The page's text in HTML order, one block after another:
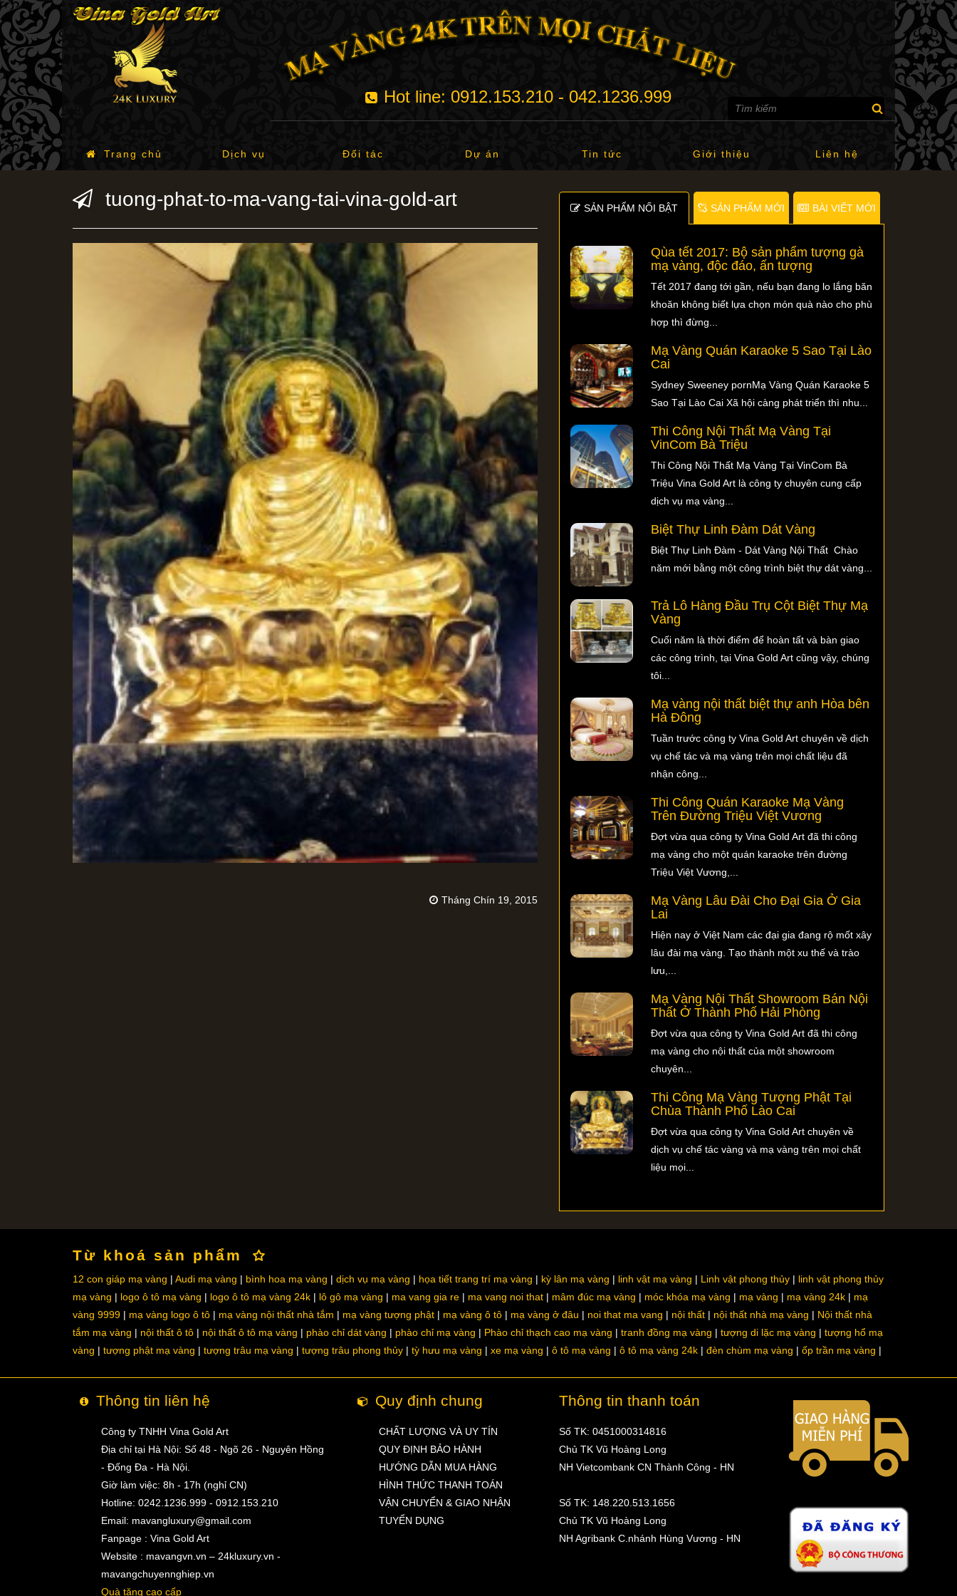
Hot line: 0912.153.210 - 042.1236.999
Trang chủ Dịch vụ Đối tác Dự án Tin tức Giới thiệu Liên hệ
tuong-phat-to-ma-vang-tai-vina-gold-art
Tháng Chín 19, 2015
SẢN PHẨM NỐI BẬT SẢN PHẨM MỚI BÀI VIẾT MỚI
Qùa tết 2017: Bộ sản phẩm tượng gà
mạ vàng, độc đáo, ấn tượng
Tết 2017 đang tới gần, nếu bạn đang lo lắng băn
khoăn không biết lựa chọn món quà nào cho phù
hợp thì đừng...
Mạ Vàng Quán Karaoke 5 Sao Tại Lào
Cai
Sydney Sweeney pornMạ Vàng Quán Karaoke 5
Sao Tại Lào Cai Xã hội càng phát triển thì nhu...
Thi Công Nội Thất Mạ Vàng Tại
VinCom Bà Triệu
Thi Công Nội Thất Mạ Vàng Tại VinCom Bà
Triệu Vina Gold Art là công ty chuyên cung cấp
dịch vụ mạ vàng...
Biệt Thự Linh Đàm Dát Vàng
Biệt Thự Linh Đàm - Dát Vàng Nội Thất Chào
năm mới bằng một công trình biệt thự dát vàng...
Trả Lô Hàng Đầu Trụ Cột Biệt Thự Mạ
Vàng
Cuối năm là thời điểm để hoàn tất và bàn giao
các công trình, tại Vina Gold Art cũng vậy, chúng
tôi...
Mạ vàng nội thất biệt thự anh Hòa bên
Hà Đông
Tuần trước công ty Vina Gold Art chuyên về dịch
vụ chế tác và mạ vàng trên mọi chất liệu đã
nhận công...
Thi Công Quán Karaoke Mạ Vàng
Trên Đường Triệu Việt Vương
Đợt vừa qua công ty Vina Gold Art đã thi công
mạ vàng cho một quán karaoke trên đường
Triệu Việt Vương,...
Mạ Vàng Lâu Đài Cho Đại Gia Ở Gia
Lai
Hiện nay ở Việt Nam các đại gia đang rộ mốt xây
lâu đài mạ vàng. Tạo thành một xu thế và trào
lưu,...
Mạ Vàng Nội Thất Showroom Bán Nội
Thất Ở Thành Phố Hải Phòng
Đợt vừa qua công ty Vina Gold Art đã thi công
mạ vàng cho nội thất của một showroom
chuyên...
Thi Công Mạ Vàng Tượng Phật Tại
Chùa Thành Phố Lào Cai
Đợt vừa qua công ty Vina Gold Art chuyên về
dịch vụ chế tác vàng và mạ vàng trên mọi chất
liệu mọi...
Từ khoá sản phẩm
12 con giáp mạ vàng Audi mạ vàng bình hoa mạ vàng dịch vụ mạ vàng họa tiết trang trí mạ vàng kỳ lân mạ vàng linh vật mạ vàng Linh vật phong thủy
linh vật phong thủy
mạ vàng
logo ô tô mạ vàng logo ô tô mạ vàng 24k lô gô mạ vàng ma vang gia re ma vang noi that mâm đúc mạ vàng móc khóa mạ vàng mạ vàng mạ vàng 24k
mạ
vàng 9999
mạ vàng logo ô tô mạ vàng nội thất nhà tắm mạ vàng tượng phật mạ vàng ô tô mạ vàng ở đâu noi that ma vang nội thất nội thất nhà mạ vàng
Nội thất nhà
tắm mạ vàng
nội thất ô tô nội thất ô tô mạ vàng phào chỉ dát vàng phào chỉ mạ vàng Phào chỉ thạch cao mạ vàng tranh đồng mạ vàng tượng di lặc mạ vàng
tượng hổ mạ
vàng
tượng phật mạ vàng tượng trâu mạ vàng tượng trâu phong thủy tỳ hưu mạ vàng xe mạ vàng ô tô mạ vàng ô tô mạ vàng 24k đèn chùm mạ vàng ốp trần mạ vàng
Thông tin liên hệ
Công ty TNHH Vina Gold Art
Địa chỉ tại Hà Nội: Số 48 - Ngõ 26 - Nguyên Hồng
- Đống Đa - Hà Nội.
Giờ làm việc: 8h - 17h (nghỉ CN)
Hotline: 0242.1236.999 - 0912.153.210
Email: mavangluxury@gmail.com
Fanpage : Vina Gold Art
Website : mavangvn.vn – 24kluxury.vn -
mavangchuyennghiep.vn
Quà tặng cao cấp
Quy định chung
CHẤT LƯỢNG VÀ UY TÍN
QUY ĐỊNH BẢO HÀNH
HƯỚNG DẪN MUA HÀNG
HÌNH THỨC THANH TOÁN
VẬN CHUYỂN & GIAO NHẬN
TUYỂN DỤNG
Thông tin thanh toán
Số TK: 0451000314816
Chủ TK Vũ Hoàng Long
NH Vietcombank CN Thành Công - HN
Số TK: 148.220.513.1656
Chủ TK Vũ Hoàng Long
NH Agribank C.nhánh Hùng Vương - HN